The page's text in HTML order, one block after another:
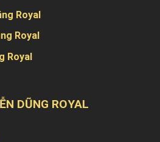
Royal
Royal
Royal
DŨNG ROYAL